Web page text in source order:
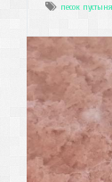
песок пустыня